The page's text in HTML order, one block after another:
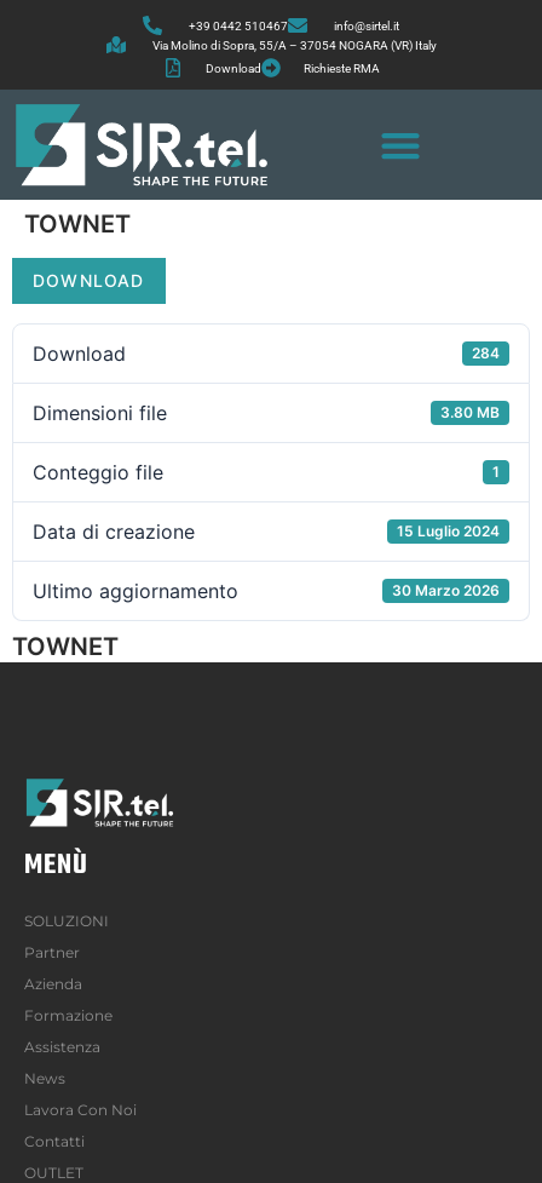
+39 0442 510467
info@sirtel.it
Via Molino di Sopra, 55/A – 37054 NOGARA (VR) Italy
Download
Richieste RMA
TOWNET
DOWNLOAD
Download 284
Dimensioni file 3.80 MB
Conteggio file 1
Data di creazione 15 Luglio 2024
Ultimo aggiornamento 30 Marzo 2026
TOWNET
MENÙ
SOLUZIONI
Partner
Azienda
Formazione
Assistenza
News
Lavora Con Noi
Contatti
OUTLET